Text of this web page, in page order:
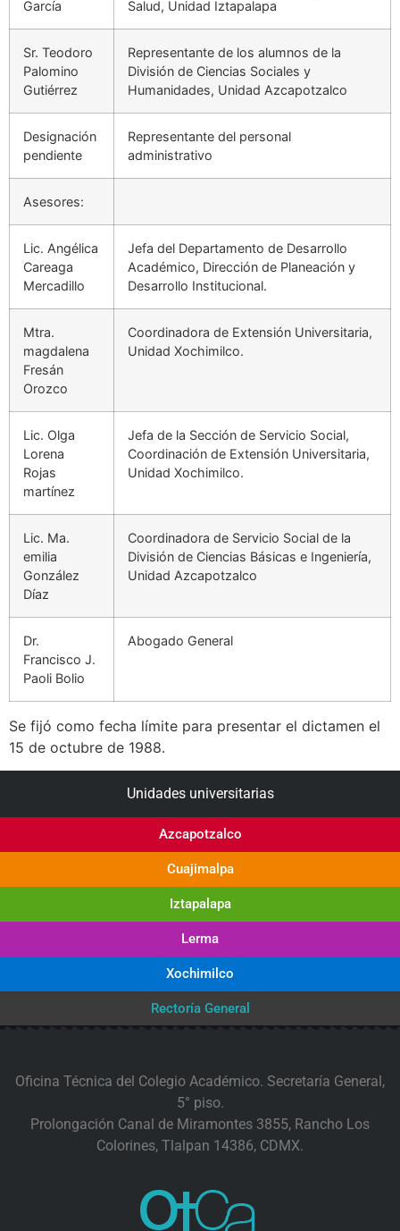
García
Salud, Unidad Iztapalapa
Sr. Teodoro
Palomino
Gutiérrez
Representante de los alumnos de la
División de Ciencias Sociales y
Humanidades, Unidad Azcapotzalco
Designación
pendiente
Representante del personal
administrativo
Asesores:
Lic. Angélica
Careaga
Mercadillo
Jefa del Departamento de Desarrollo
Académico, Dirección de Planeación y
Desarrollo Institucional.
Mtra.
magdalena
Fresán
Orozco
Coordinadora de Extensión Universitaria,
Unidad Xochimilco.
Lic. Olga
Lorena
Rojas
martínez
Jefa de la Sección de Servicio Social,
Coordinación de Extensión Universitaria,
Unidad Xochimilco.
Lic. Ma.
emilia
González
Díaz
Coordinadora de Servicio Social de la
División de Ciencias Básicas e Ingeniería,
Unidad Azcapotzalco
Dr.
Francisco J.
Paoli Bolio
Abogado General
Se fijó como fecha límite para presentar el dictamen el
15 de octubre de 1988.
Unidades universitarias
Azcapotzalco
Cuajimalpa
Iztapalapa
Lerma
Xochimilco
Rectoría General
Oficina Técnica del Colegio Académico. Secretaría General,
5° piso.
Prolongación Canal de Miramontes 3855, Rancho Los
Colorines, Tlalpan 14386, CDMX.